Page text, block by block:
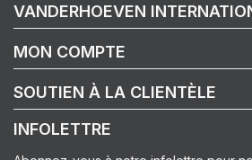
VANDERHOEVEN
MON COMPTE
SOUTIEN À LA CLIENTÈLE
INFOLETTRE